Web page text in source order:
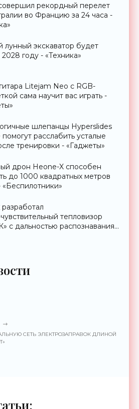
рекордный перелет
во Францию за 24 часа -
лунный экскаватор будет
2028 году - «Техника»
Litejam Neo с RGB-
сама научит вас играть -
шлепанцы Hyperslides
помогут расслабить усталые
тренировки - «Гаджеты»
дрон Heone-X способен
до 1000 квадратных метров
«Беспилотники»
разработал
тепловизор
с дальностью распознавания
СЕТЬ ЭЛЕКТРОЗАПРАВОК ДЛИНОЙ